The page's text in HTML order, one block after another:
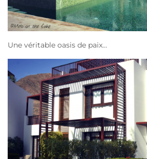
Une véritable oasis de paix…